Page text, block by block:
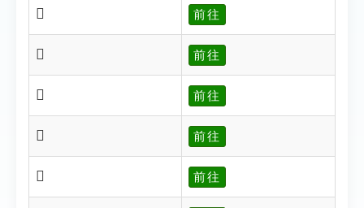
𧞫 前往
𧞬 前往
𧞬 前往
𧞭 前往
𧞮 前往